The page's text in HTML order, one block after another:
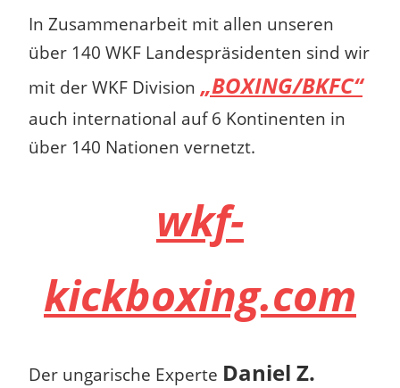
In Zusammenarbeit mit allen unseren
über 140 WKF Landespräsidenten sind wir
mit der WKF Division „BOXING/BKFC“
auch international auf 6 Kontinenten in
über 140 Nationen vernetzt.
wkf-
kickboxing.com
Der ungarische Experte Daniel Z.